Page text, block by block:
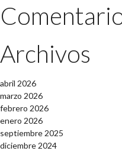
Archivos
abril 2026
marzo 2026
febrero 2026
enero 2026
septiembre 2025
diciembre 2024